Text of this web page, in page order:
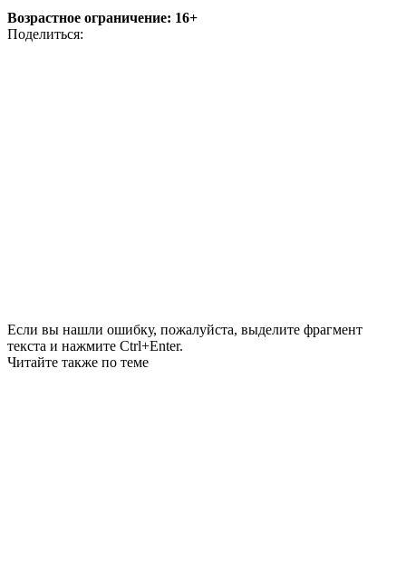
Возрастное ограничение: 16+
Поделиться:
Если вы нашли ошибку, пожалуйста, выделите фрагмент
текста и нажмите Ctrl+Enter.
Читайте также по теме